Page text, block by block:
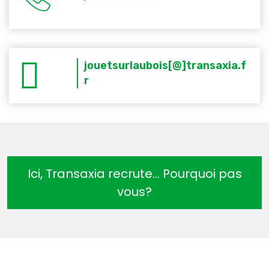
jouetsurlaubois[@]transaxia.f
r
Ici, Transaxia recrute… Pourquoi pas
vous?